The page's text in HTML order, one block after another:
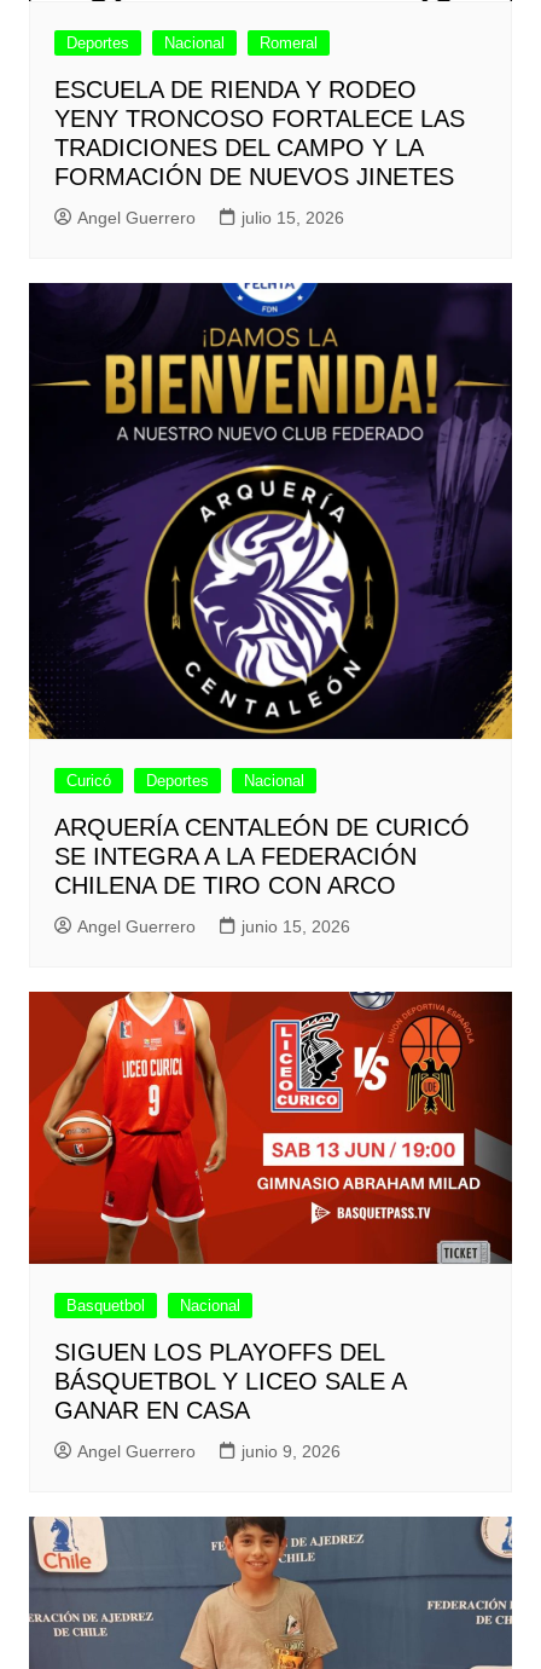
Deportes Nacional Romeral
ESCUELA DE RIENDA Y RODEO
YENY TRONCOSO FORTALECE LAS
TRADICIONES DEL CAMPO Y LA
FORMACIÓN DE NUEVOS JINETES
Angel Guerrero julio 15, 2026
Curicó Deportes Nacional
ARQUERÍA CENTALEÓN DE CURICÓ
SE INTEGRA A LA FEDERACIÓN
CHILENA DE TIRO CON ARCO
Angel Guerrero junio 15, 2026
Basquetbol Nacional
SIGUEN LOS PLAYOFFS DEL
BÁSQUETBOL Y LICEO SALE A
GANAR EN CASA
Angel Guerrero junio 9, 2026